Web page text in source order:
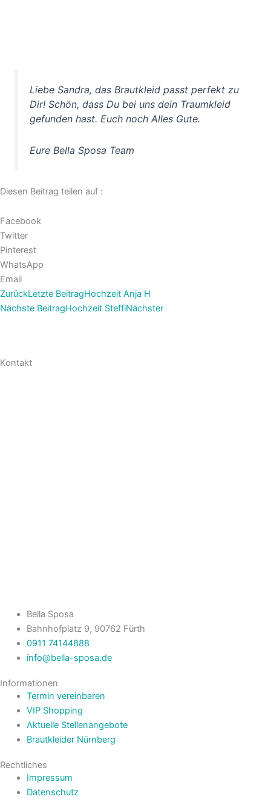
Liebe Sandra, das Brautkleid passt perfekt zu
Dir! Schön, dass Du bei uns dein Traumkleid
gefunden hast. Euch noch Alles Gute.
Eure Bella Sposa Team
Diesen Beitrag teilen auf :
Facebook
Twitter
Pinterest
WhatsApp
Email
ZurückLetzte BeitragHochzeit Anja H
Nächste BeitragHochzeit SteffiNächster
Kontakt
Bella Sposa
Bahnhofplatz 9, 90762 Fürth
0911 74144888
info@bella-sposa.de
Informationen
Termin vereinbaren
VIP Shopping
Aktuelle Stellenangebote
Brautkleider Nürnberg
Rechtliches
Impressum
Datenschutz